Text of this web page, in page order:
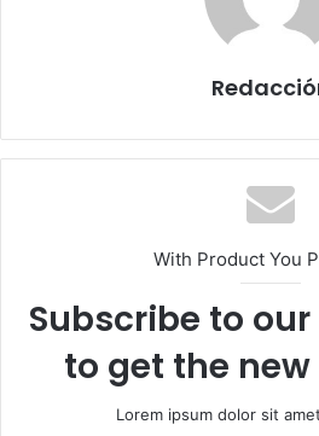
With Product You
Subscribe to
to get the
Lorem ipsum dolor sit